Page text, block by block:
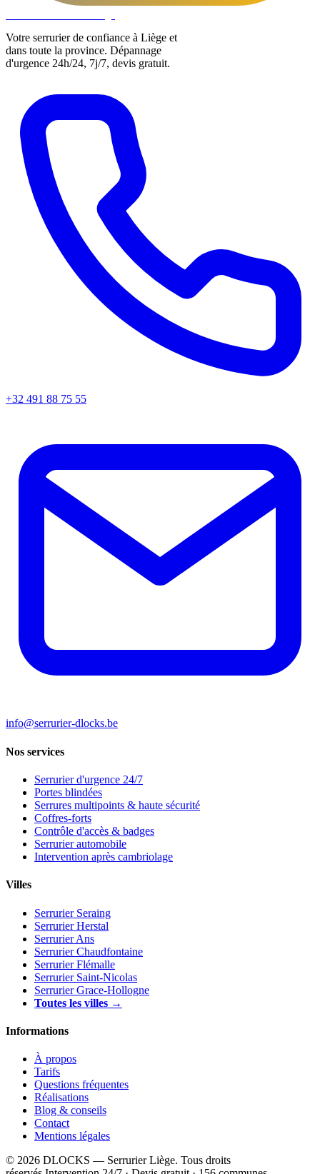
Votre serrurier de confiance à Liège et
dans toute la province. Dépannage
d'urgence 24h/24, 7j/7, devis gratuit.
+32 491 88 75 55
info@serrurier-dlocks.be
Nos services
Serrurier d'urgence 24/7
Portes blindées
Serrures multipoints & haute sécurité
Coffres-forts
Contrôle d'accès & badges
Serrurier automobile
Intervention après cambriolage
Villes
Serrurier Seraing
Serrurier Herstal
Serrurier Ans
Serrurier Chaudfontaine
Serrurier Flémalle
Serrurier Saint-Nicolas
Serrurier Grace-Hollogne
Toutes les villes →
Informations
À propos
Tarifs
Questions fréquentes
Réalisations
Blog & conseils
Contact
Mentions légales
© 2026 DLOCKS — Serrurier Liège. Tous droits